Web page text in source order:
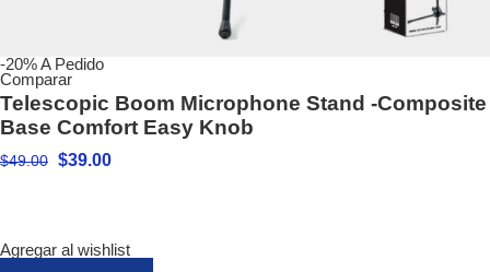
-20%A Pedido
Comparar
Telescopic Boom Microphone Stand -Composite
Base Comfort Easy Knob
$49.00 $39.00
Agregar al wishlist